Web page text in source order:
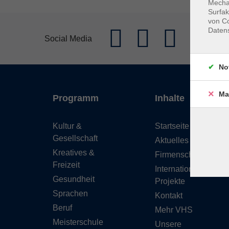
Social Media
Programm
Kultur &
Gesellschaft
Kreatives &
Freizeit
Gesundheit
Sprachen
Beruf
Meisterschule
Inhalte
Startseite
Aktuelles
Firmenschulungen
Internationale
Projekte
Kontakt
Mehr VHS
Unsere
von